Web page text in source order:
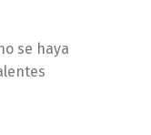
se haya